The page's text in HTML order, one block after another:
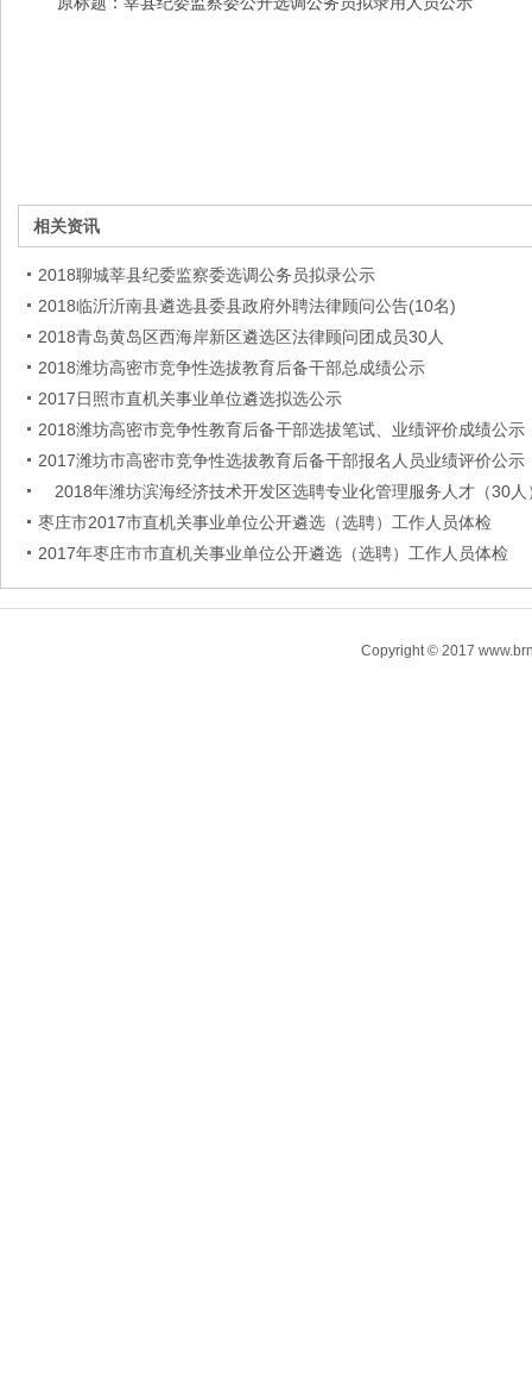
相关资讯
2018聊城莘县纪委监察委选调公务员拟录公示
2018临沂沂南县遴选县委县政府外聘法律顾问公告(10名)
2018青岛黄岛区西海岸新区遴选区法律顾问团成员30人
2018潍坊高密市竞争性选拔教育后备干部总成绩公示
2017日照市直机关事业单位遴选拟选公示
2018潍坊高密市竞争性教育后备干部选拔笔试、业绩评价成绩公示
2017潍坊市高密市竞争性选拔教育后备干部报名人员业绩评价公示
2018年潍坊滨海经济技术开发区选聘专业化管理服务人才（30人
枣庄市2017市直机关事业单位公开遴选（选聘）工作人员体检
2017年枣庄市市直机关事业单位公开遴选（选聘）工作人员体检
Copyright © 2017